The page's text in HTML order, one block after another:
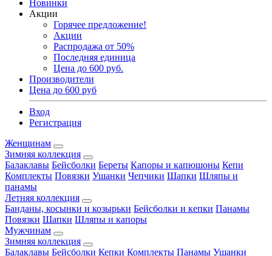
Новинки
Акции
Горячее предложение!
Акции
Распродажа от 50%
Последняя единица
Цена до 600 руб.
Производители
Цена до 600 руб
Вход
Регистрация
Женщинам
Зимняя коллекция
Балаклавы Бейсболки Береты Капоры и капюшоны Кепи
Комплекты Повязки Ушанки Чепчики Шапки Шляпы и
панамы
Летняя коллекция
Банданы, косынки и козырьки Бейсболки и кепки Панамы
Повязки Шапки Шляпы и капоры
Мужчинам
Зимняя коллекция
Балаклавы Бейсболки Кепки Комплекты Панамы Ушанки